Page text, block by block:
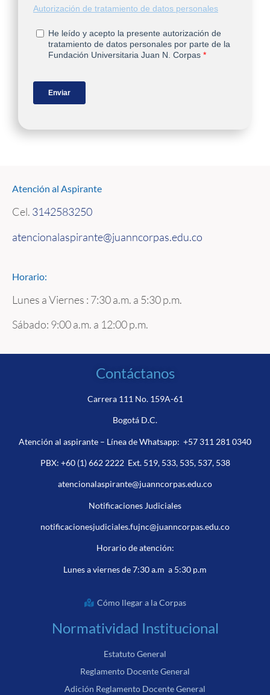
Atención al Aspirante
Cel. 3142583250
atencionalaspirante@juanncorpas.edu.co
Horario:
Lunes a Viernes : 7:30 a.m. a 5:30 p.m.
Sábado: 9:00 a.m. a 12:00 p.m.
Contáctanos
Carrera 111 No. 159A-61
Bogotá D.C.
Atención al aspirante – Línea de Whatsapp: +57 311 281 0340
PBX: +60 (1) 662 2222Ext. 519, 533, 535, 537, 538
atencionalaspirante@juanncorpas.edu.co
Notificaciones Judiciales
notificacionesjudiciales.fujnc@juanncorpas.edu.co
Horario de atención:
Lunes a viernes de 7:30 a.m a 5:30 p.m
Cómo llegar a la Corpas
Normatividad Institucional
Estatuto General
Reglamento Docente General
Adición Reglamento Docente General